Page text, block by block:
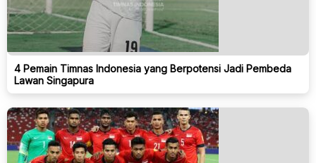
4 Pemain Timnas Indonesia yang Berpotensi Jadi Pembeda
Lawan Singapura